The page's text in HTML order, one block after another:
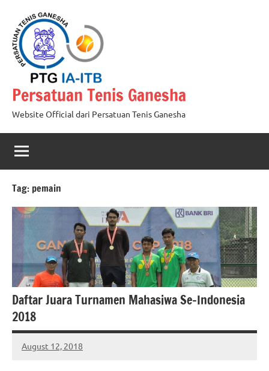
content
Persatuan Tenis Ganesha
Website Official dari Persatuan Tenis Ganesha
Tag: pemain
Daftar Juara Turnamen Mahasiwa Se-Indonesia
2018
August 12, 2018
ptgiait